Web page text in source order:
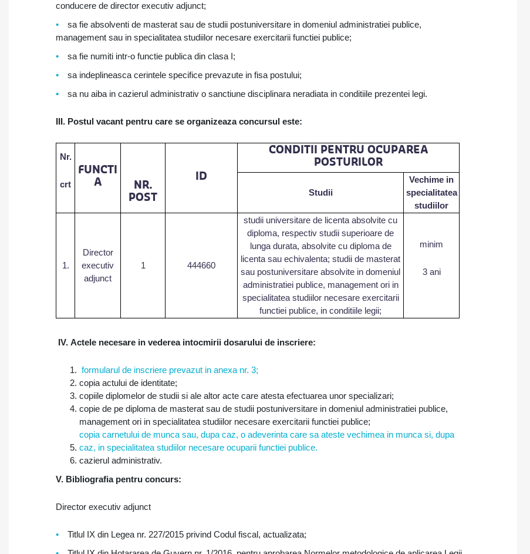
conducere de director executiv adjunct;
sa fie absolventi de masterat sau de studii postuniversitare in domeniul administratiei publice,
management sau in specialitatea studiilor necesare exercitarii functiei publice;
sa fie numiti intr-o functie publica din clasa I;
sa indeplineasca cerintele specifice prevazute in fisa postului;
sa nu aiba in cazierul administrativ o sanctiune disciplinara neradiata in conditiile prezentei legi.
III. Postul vacant pentru care se organizeaza concursul este:
Nr.
crt
FUNCTI
A
NR.
POST
ID
CONDITII PENTRU OCUPAREA
POSTURILOR
Studii
Vechime in
specialitatea
studiilor
1.
Director
executiv
adjunct
1 444660
studii universitare de licenta absolvite cu
diploma, respectiv studii superioare de
lunga durata, absolvite cu diploma de
licenta sau echivalenta; studii de masterat
sau postuniversitare absolvite in domeniul
administratiei publice, management ori in
specialitatea studiilor necesare exercitarii
functiei publice, in conditiile legii;
minim
3 ani
IV. Actele necesare in vederea intocmirii dosarului de inscriere:
formularul de inscriere prevazut in anexa nr. 3;
copia actului de identitate;
copiile diplomelor de studii si ale altor acte care atesta efectuarea unor specializari;
copie de pe diploma de masterat sau de studii postuniversitare in domeniul administratiei publice,
management ori in specialitatea studiilor necesare exercitarii functiei publice;
copia carnetului de munca sau, dupa caz, o adeverinta care sa ateste vechimea in munca si, dupa
caz, in specialitatea studiilor necesare ocuparii functiei publice.
cazierul administrativ.
V. Bibliografia pentru concurs:
Director executiv adjunct
Titlul IX din Legea nr. 227/2015 privind Codul fiscal, actualizata;